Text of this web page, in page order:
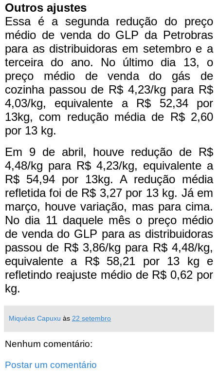
Outros ajustes
Essa é a segunda redução do preço
médio de venda do GLP da Petrobras
para as distribuidoras em setembro e a
terceira do ano. No último dia 13, o
preço médio de venda do gás de
cozinha passou de R$ 4,23/kg para R$
4,03/kg, equivalente a R$ 52,34 por
13kg, com redução média de R$ 2,60
por 13 kg.
Em 9 de abril, houve redução de R$
4,48/kg para R$ 4,23/kg, equivalente a
R$ 54,94 por 13kg. A redução média
refletida foi de R$ 3,27 por 13 kg. Já em
março, houve variação, mas para cima.
No dia 11 daquele mês o preço médio
de venda do GLP para as distribuidoras
passou de R$ 3,86/kg para R$ 4,48/kg,
equivalente a R$ 58,21 por 13 kg e
refletindo reajuste médio de R$ 0,62 por
kg.
Miquéas Capuxu às 22 setembro
Nenhum comentário:
Postar um comentário